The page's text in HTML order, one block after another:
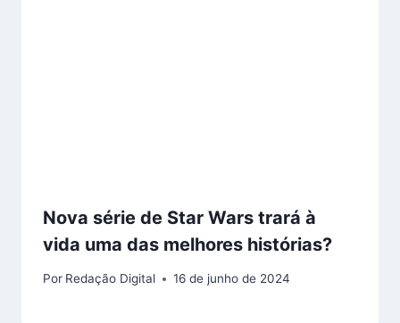
Nova série de Star Wars trará à
vida uma das melhores histórias?
Por Redação Digital 16 de junho de 2024